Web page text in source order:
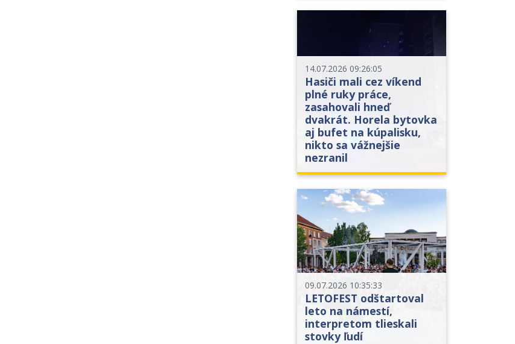
14.07.2026 09:26:05
Hasiči mali cez víkend
plné ruky práce,
zasahovali hneď
dvakrát. Horela bytovka
aj bufet na kúpalisku,
nikto sa vážnejšie
nezranil
09.07.2026 10:35:33
LETOFEST odštartoval
leto na námestí,
interpretom tlieskali
stovky ľudí